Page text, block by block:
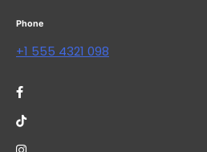
Phone
+1 555 4321 098